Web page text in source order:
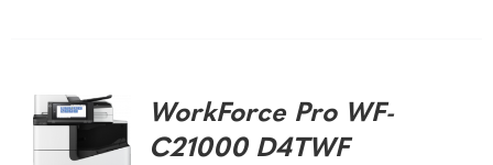
WorkForce Pro WF-
C21000 D4TWF